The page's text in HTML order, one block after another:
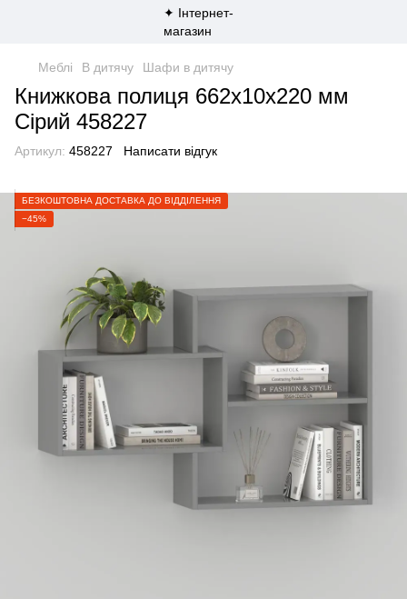
Меблі В дитячу Шафи в дитячу
Книжкова полиця 662х10х220 мм
Сірий 458227
Артикул: 458227 Написати відгук
БЕЗКОШТОВНА ДОСТАВКА ДО ВІДДІЛЕННЯ
−45%